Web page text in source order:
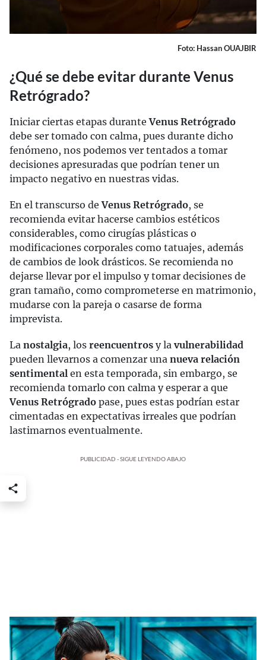
Foto: Hassan OUAJBIR
¿Qué se debe evitar durante Venus
Retrógrado?
Iniciar ciertas etapas duranteVenus Retrógrado
debe ser tomado con calma, pues durante dicho
fenómeno, nos podemos ver tentados a tomar
decisiones apresuradas que podrían tener un
impacto negativo en nuestras vidas.
En el transcurso deVenus Retrógrado, se
recomienda evitar hacerse cambios estéticos
considerables, como cirugías plásticas o
modificaciones corporales como tatuajes, además
de cambios de look drásticos. Se recomienda no
dejarse llevar por el impulso y tomar decisiones de
gran tamaño, como comprometerse en matrimonio,
mudarse con la pareja o casarse de forma
imprevista.
La nostalgia, los reencuentros y la vulnerabilidad
pueden llevarnos a comenzar una nueva relación
sentimental en esta temporada, sin embargo, se
recomienda tomarlo con calma y esperar a que
Venus Retrógrado pase, pues estas podrían estar
cimentadas en expectativas irreales que podrían
lastimarnos eventualmente.
PUBLICIDAD - SIGUE LEYENDO ABAJO